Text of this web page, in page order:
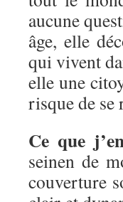
aucune
âge, elle
qui vivent
elle une
risque de se
Ce que
seinen de
couverture